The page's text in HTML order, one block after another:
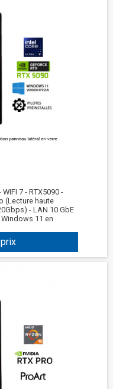
WIFI 7 - RTX5090 -
(Lecture haute
- LAN 10 GbE
11 en